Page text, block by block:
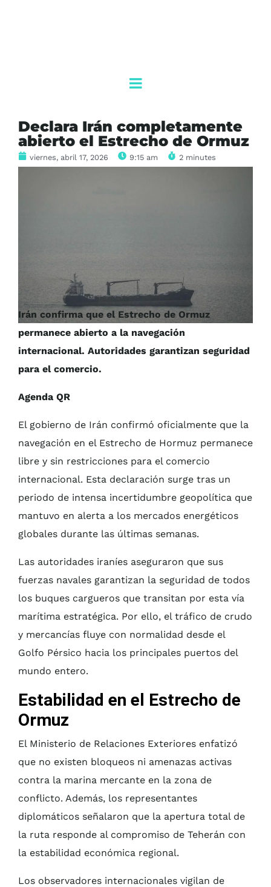
Declara Irán completamente
abierto el Estrecho de Ormuz
viernes, abril 17, 2026 9:15 am 2 minutes
Irán confirma que el Estrecho de Ormuz
permanece abierto a la navegación
internacional. Autoridades garantizan seguridad
para el comercio.
Agenda QR
El gobierno de Irán confirmó oficialmente que la
navegación en el Estrecho de Hormuz permanece
libre y sin restricciones para el comercio
internacional. Esta declaración surge tras un
periodo de intensa incertidumbre geopolítica que
mantuvo en alerta a los mercados energéticos
globales durante las últimas semanas.
Las autoridades iraníes aseguraron que sus
fuerzas navales garantizan la seguridad de todos
los buques cargueros que transitan por esta vía
marítima estratégica. Por ello, el tráfico de crudo
y mercancías fluye con normalidad desde el
Golfo Pérsico hacia los principales puertos del
mundo entero.
Estabilidad en el Estrecho de
Ormuz
El Ministerio de Relaciones Exteriores enfatizó
que no existen bloqueos ni amenazas activas
contra la marina mercante en la zona de
conflicto. Además, los representantes
diplomáticos señalaron que la apertura total de
la ruta responde al compromiso de Teherán con
la estabilidad económica regional.
Los observadores internacionales vigilan de